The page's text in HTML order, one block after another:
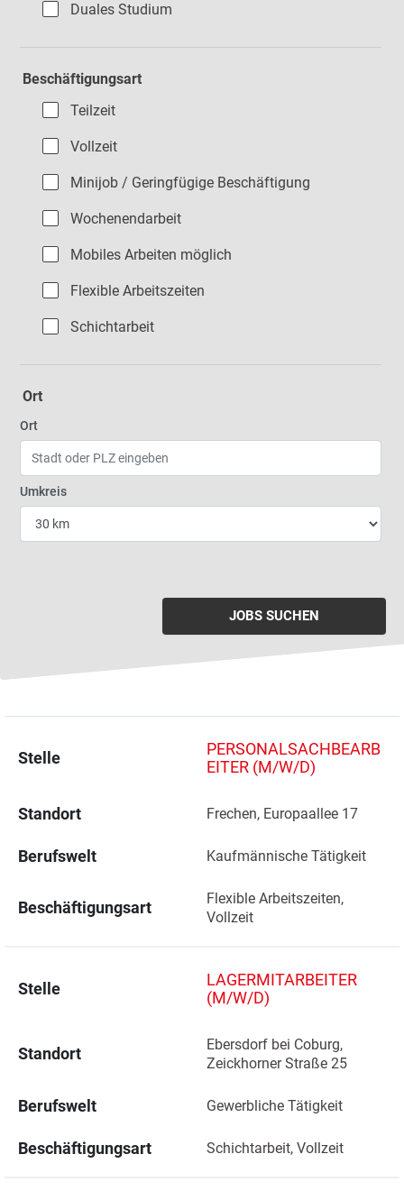
Duales Studium
Beschäftigungsart
Teilzeit
Vollzeit
Minijob / Geringfügige Beschäftigung
Wochenendarbeit
Mobiles Arbeiten möglich
Flexible Arbeitszeiten
Schichtarbeit
Ort
Ort
Geben Sie eine Stadt oder Postleitzahl ein
Umkreis
Wählen Sie den Umkreis für die Jobsuche
JOBS SUCHEN
Stelle
PERSONALSACHBEARB
EITER (M/W/D)
Standort Frechen, Europaallee 17
Berufswelt Kaufmännische Tätigkeit
Beschäftigungsart
Flexible Arbeitszeiten,
Vollzeit
Stelle
LAGERMITARBEITER
(M/W/D)
Standort
Ebersdorf bei Coburg,
Zeickhorner Straße 25
Berufswelt Gewerbliche Tätigkeit
Beschäftigungsart Schichtarbeit, Vollzeit